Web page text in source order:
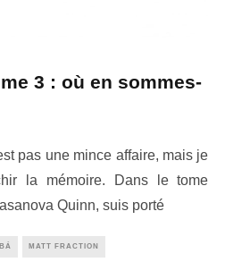
3 : où en sommes-
pas une mince affaire, mais je
la mémoire. Dans le tome
Quinn, suis porté
MATT FRACTION